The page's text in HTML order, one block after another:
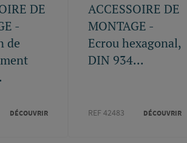
DE
-
de
DÉCOUVRIR
ACCESSOIRE DE
MONTAGE -
Ecrou hexagonal,
DIN 934...
REF 42483 DÉCOUVRIR